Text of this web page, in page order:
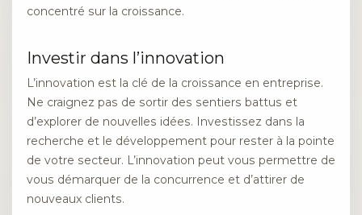
concentré sur la croissance.
Investir dans l’innovation
L’innovation est la clé de la croissance en entreprise.
Ne craignez pas de sortir des sentiers battus et
d’explorer de nouvelles idées. Investissez dans la
recherche et le développement pour rester à la pointe
de votre secteur. L’innovation peut vous permettre de
vous démarquer de la concurrence et d’attirer de
nouveaux clients.